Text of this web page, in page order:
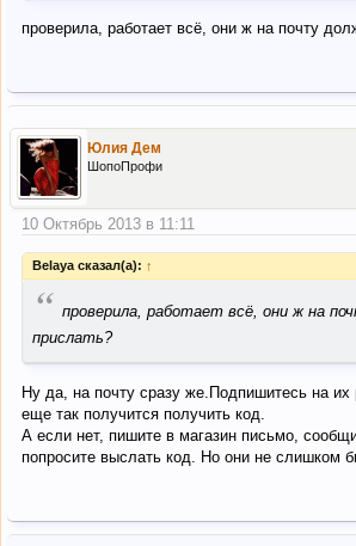
проверила, работает всё, они ж на почту
Юлия Дем
ШопоПрофи
10 Октябрь 2013 в 11:11
Belaya сказал(а): ↑
“ проверила, работает всё, они ж на
прислать?
Ну да, на почту сразу же.Подпишитесь на
еще так получится получить код.
А если нет, пишите в магазин письмо,
попросите выслать код. Но они не слишком